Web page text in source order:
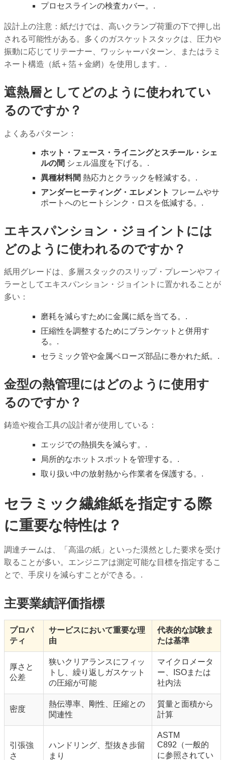
プロセスラインの検査カバー。.
設計上の注意：紙だけでは、高いクランプ荷重の下で押し出
される可能性がある。多くのガスケットスタックは、圧力や
振動に応じてリテーナー、ワッシャーパターン、またはラミ
ネート構造（紙＋箔＋金網）を使用します。.
遮熱層としてどのように使われてい
るのですか？
よくあるパターン：
ホット・フェース・ライニングとスチール・シェ
ルの間 シェル温度を下げる。.
異種材料間 熱応力とクラックを軽減する。.
アンダーヒーティング・エレメント フレームやサ
ポートへのヒートシンク・ロスを低減する。.
エキスパンション・ジョイントには
どのように使われるのですか？
紙用グレードは、多層スタックのスリップ・プレーンやフィ
ラーとしてエキスパンション・ジョイントに置かれることが
多い：
磨耗を減らすために金属に紙を当てる。.
圧縮性を調整するためにブランケットと併用す
る。.
セラミック管や金属ベローズ部品に巻かれた紙。.
金型の熱管理にはどのように使用す
るのですか？
鋳造や複合工具の設計者が使用している：
エッジでの熱損失を減らす。.
局所的なホットスポットを管理する。.
取り扱い中の放射熱から作業者を保護する。.
セラミック繊維紙を指定する際
に重要な特性は？
調達チームは、「高温の紙」といった漠然とした要求を受け
取ることが多い。エンジニアは測定可能な目標を指定するこ
とで、手戻りを減らすことができる。.
主要業績評価指標
プロパ
ティ
サービスにおいて重要な理
由
代表的な試験ま
たは基準
厚さと
公差
狭いクリアランスにフィッ
トし、繰り返しガスケット
の圧縮が可能
マイクロメータ
ー、ISOまたは
社内法
密度
熱伝導率、剛性、圧縮との
関連性
質量と面積から
計算
引張強
さ
ハンドリング、型抜き歩留
まり
ASTM
C892（一般的
に参照されてい